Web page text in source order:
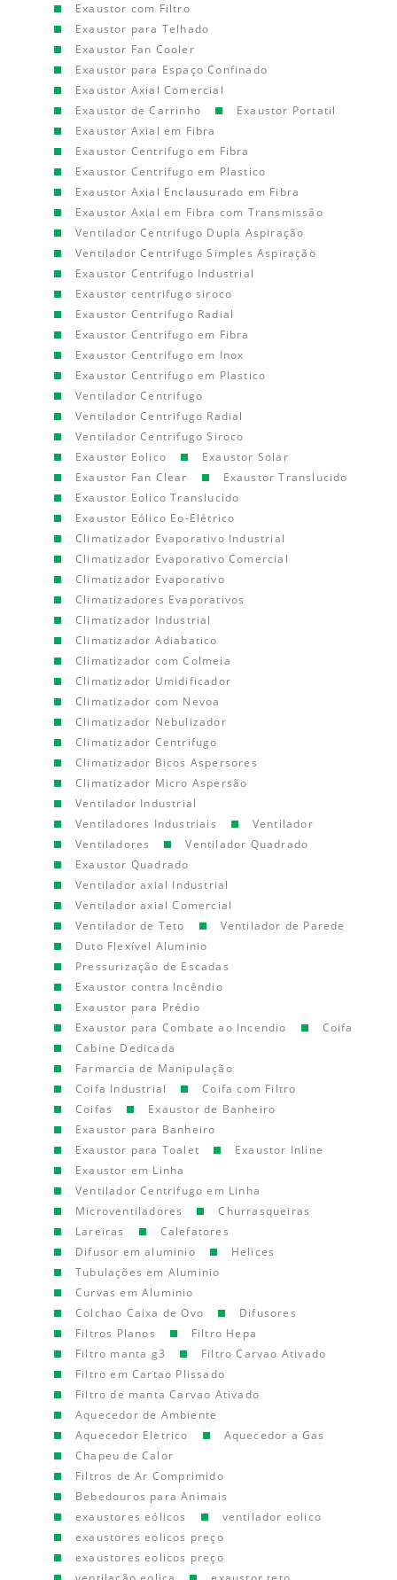
Exaustor com Filtro
Exaustor para Telhado
Exaustor Fan Cooler
Exaustor para Espaço Confinado
Exaustor Axial Comercial
Exaustor de Carrinho
Exaustor Portatil
Exaustor Axial em Fibra
Exaustor Centrifugo em Fibra
Exaustor Centrifugo em Plastico
Exaustor Axial Enclausurado em Fibra
Exaustor Axial em Fibra com Transmissão
Ventilador Centrifugo Dupla Aspiração
Ventilador Centrifugo Simples Aspiração
Exaustor Centrifugo Industrial
Exaustor centrifugo siroco
Exaustor Centrifugo Radial
Exaustor Centrifugo em Fibra
Exaustor Centrifugo em Inox
Exaustor Centrifugo em Plastico
Ventilador Centrifugo
Ventilador Centrifugo Radial
Ventilador Centrifugo Siroco
Exaustor Eolico
Exaustor Solar
Exaustor Fan Clear
Exaustor Translucido
Exaustor Eolico Translucido
Exaustor Eólico Eo-Elétrico
Climatizador Evaporativo Industrial
Climatizador Evaporativo Comercial
Climatizador Evaporativo
Climatizadores Evaporativos
Climatizador Industrial
Climatizador Adiabatico
Climatizador com Colmeia
Climatizador Umidificador
Climatizador com Nevoa
Climatizador Nebulizador
Climatizador Centrifugo
Climatizador Bicos Aspersores
Climatizador Micro Aspersão
Ventilador Industrial
Ventiladores Industriais
Ventilador
Ventiladores
Ventilador Quadrado
Exaustor Quadrado
Ventilador axial Industrial
Ventilador axial Comercial
Ventilador de Teto
Ventilador de Parede
Duto Flexível Aluminio
Pressurização de Escadas
Exaustor contra Incêndio
Exaustor para Prédio
Exaustor para Combate ao Incendio
Coifa
Cabine Dedicada
Farmarcia de Manipulação
Coifa Industrial
Coifa com Filtro
Coifas
Exaustor de Banheiro
Exaustor para Banheiro
Exaustor para Toalet
Exaustor Inline
Exaustor em Linha
Ventilador Centrifugo em Linha
Microventiladores
Churrasqueiras
Lareiras
Calefatores
Difusor em aluminio
Helices
Tubulações em Aluminio
Curvas em Aluminio
Colchao Caixa de Ovo
Difusores
Filtros Planos
Filtro Hepa
Filtro manta g3
Filtro Carvao Ativado
Filtro em Cartao Plissado
Filtro de manta Carvao Ativado
Aquecedor de Ambiente
Aquecedor Eletrico
Aquecedor a Gas
Chapeu de Calor
Filtros de Ar Comprimido
Bebedouros para Animais
exaustores eólicos
ventilador eolico
exaustores eolicos preço
exaustores eolicos preço